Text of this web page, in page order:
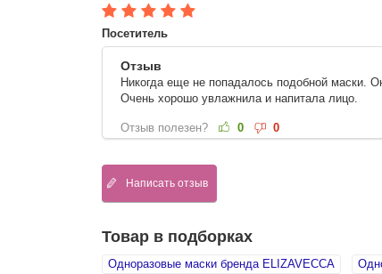
Посетитель
Отзыв
Никогда еще не попадалось подобной маски.
Очень хорошо увлажнила и напитала лицо.
Отзыв полезен? 0 0
Написать отзыв
Товар в подборках
Одноразовые маски бренда ELIZAVECCA